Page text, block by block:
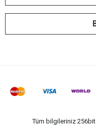
Tüm bilgileriniz 256bit